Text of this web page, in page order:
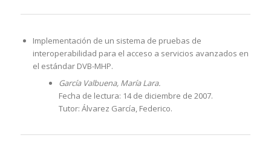
Implementación de un sistema de pruebas de
interoperabilidad para el acceso a servicios avanzados en
el estándar DVB-MHP.
García Valbuena, María Lara.
Fecha de lectura: 14 de diciembre de 2007.
Tutor: Álvarez García, Federico.